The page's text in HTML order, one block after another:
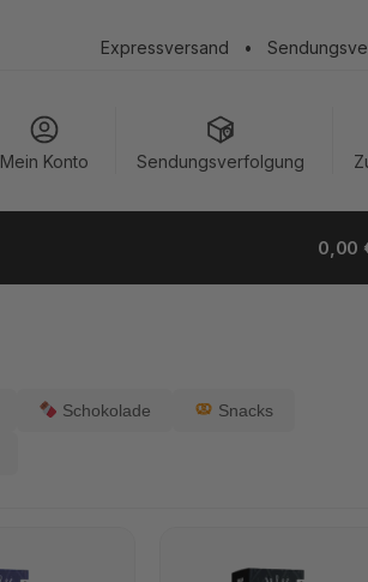
Expressversand •
Mein Konto Sendungsverfolgung
0,00
Schokolade Snacks